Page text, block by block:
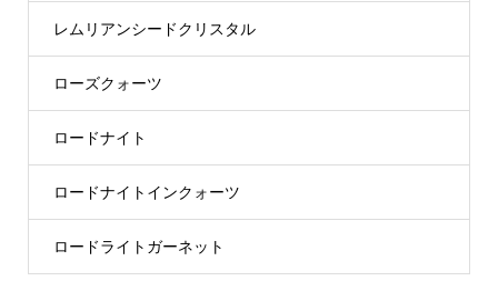
レムリアンシードクリスタル
ローズクォーツ
ロードナイト
ロードナイトインクォーツ
ロードライトガーネット